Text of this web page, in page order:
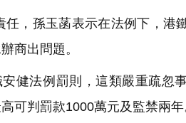
，孫玉菡表示在法例下，港
商出問題。
健法例罰則，這類嚴重疏忽
可判罰款1000萬元及監禁兩年